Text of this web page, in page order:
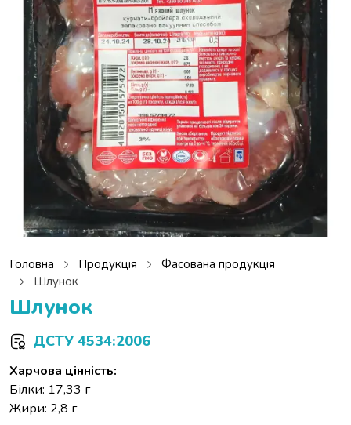
Головна Продукція
Фасована продукція
Шлунок
Шлунок
ДСТУ 4534:2006
Харчова цінність:
Білки: 17,33 г
Жири: 2,8 г